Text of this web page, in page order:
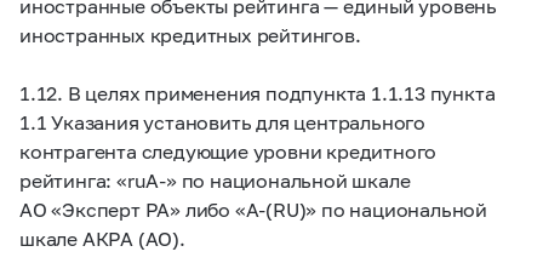
иностранные объекты рейтинга — единый уровень
иностранных кредитных рейтингов.
1.12. В целях применения подпункта 1.1.13 пункта
1.1 Указания установить для центрального
контрагента следующие уровни кредитного
рейтинга: «ruA-» по национальной шкале
АО «Эксперт РА» либо «A-(RU)» по национальной
шкале АКРА (АО).